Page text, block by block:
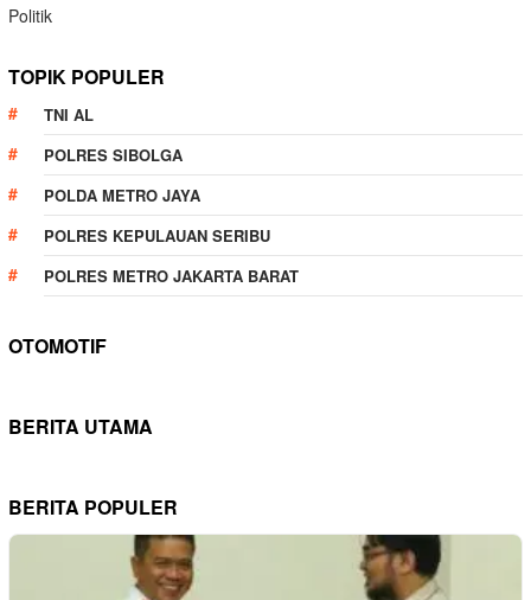
Politik
TOPIK POPULER
TNI AL
POLRES SIBOLGA
POLDA METRO JAYA
POLRES KEPULAUAN SERIBU
POLRES METRO JAKARTA BARAT
OTOMOTIF
BERITA UTAMA
BERITA POPULER